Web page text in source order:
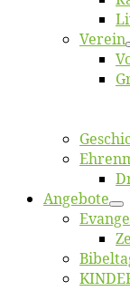
Ver­ein
An­ge­bo­te